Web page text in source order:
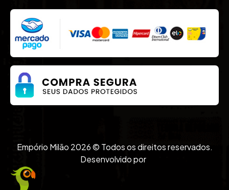
Empório Milão 2026 © Todos os direitos reservados.
Desenvolvido por